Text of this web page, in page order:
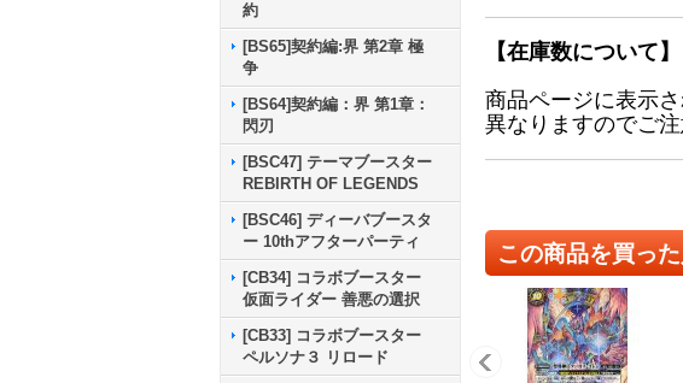
約
[BS65]契約編:界 第2章 極
争
[BS64]契約編：界 第1章：
閃刃
[BSC47] テーマブースター
REBIRTH OF LEGENDS
[BSC46] ディーバブースタ
ー 10thアフターパーティ
[CB34] コラボブースター
仮面ライダー 善悪の選択
[CB33] コラボブースター
ペルソナ３ リロード
【在庫数について】
商品ページに表示
異なりますのでご注
この商品を買っ